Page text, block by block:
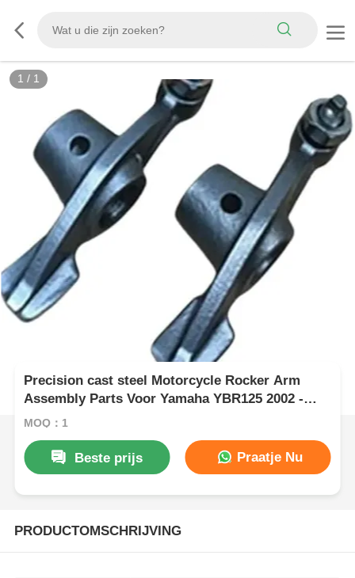
1 / 1
Precision cast steel Motorcycle Rocker Arm
Assembly Parts Voor Yamaha YBR125 2002 -
2013
MOQ：1
Beste prijs Praatje Nu
PRODUCTOMSCHRIJVING